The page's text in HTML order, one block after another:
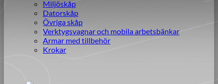
Miljöskåp
Datorskåp
Övriga skåp
Verktygsvagnar och mobila arbetsbänkar
Armar med tillbehör
Krokar